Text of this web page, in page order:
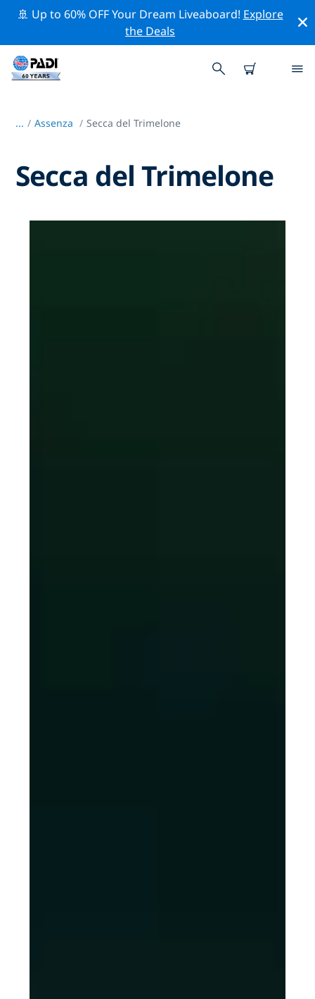
🚢 Up to 60% OFF Your Dream Liveaboard! Explore
the Deals
... / Assenza Secca del Trimelone
Secca del Trimelone